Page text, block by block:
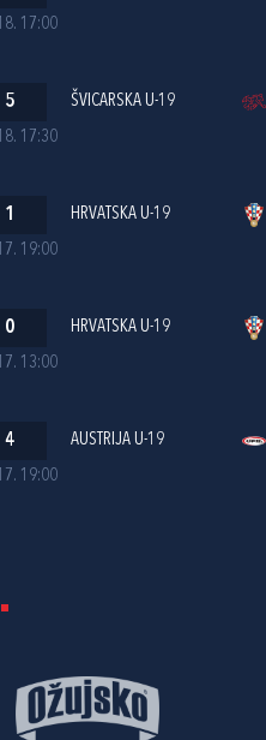
17:00
17:30
5 ŠVICARSKA U-19
19:00
1 HRVATSKA U-19
13:00
0 HRVATSKA U-19
19:00
4 AUSTRIJA U-19